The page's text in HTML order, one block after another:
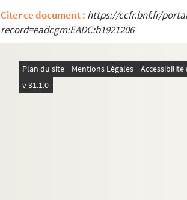
Citer ce document : https://ccfr.bnf.fr/
record=eadcgm:EADC:b1921206
Plan du site Mentions Légales
v 31.1.0